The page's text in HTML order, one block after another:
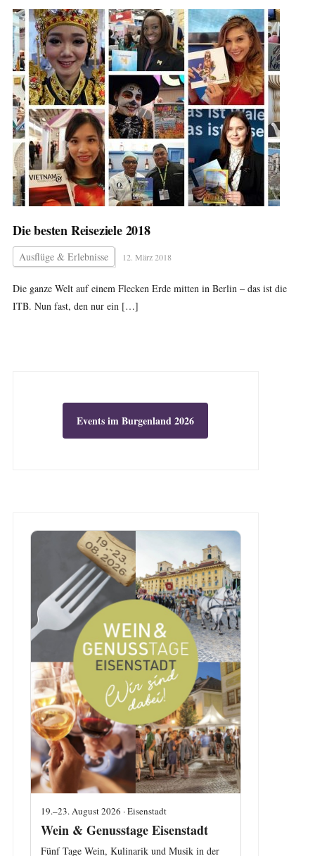
Die besten Reiseziele 2018
Ausflüge & Erlebnisse 12. März 2018
Die ganze Welt auf einem Flecken Erde mitten in Berlin – das ist die
ITB. Nun fast, den nur ein […]
Events im Burgenland 2026
19.–23. August 2026 · Eisenstadt
Wein & Genusstage Eisenstadt
Fünf Tage Wein, Kulinarik und Musik in der